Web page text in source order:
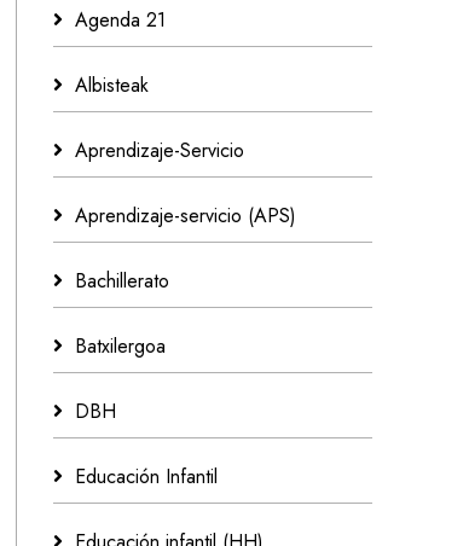
Agenda 21
Albisteak
Aprendizaje-Servicio
Aprendizaje-servicio (APS)
Bachillerato
Batxilergoa
DBH
Educación Infantil